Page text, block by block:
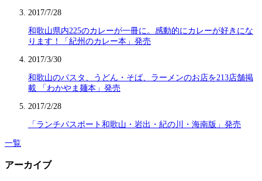
2017/7/28
和歌山県内225のカレーが一冊に。感動的にカレーが好きにな
ります！「紀州のカレー本」発売
2017/3/30
和歌山のパスタ、うどん・そば、ラーメンのお店を213店舗掲
載 「わかやま麺本」発売
2017/2/28
「ランチパスポート和歌山・岩出・紀の川・海南版」発売
一覧
アーカイブ